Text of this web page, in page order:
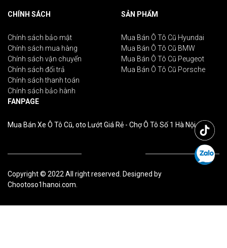
CHÍNH SÁCH
Chính sách bảo mật
Chính sách mua hàng
Chính sách vận chuyển
Chính sách đổi trả
Chính sách thanh toán
Chính sách bảo hành
SẢN PHẨM
Mua Bán Ô Tô Cũ Hyundai
Mua Bán Ô Tô Cũ BMW
Mua Bán Ô Tô Cũ Peugeot
Mua Bán Ô Tô Cũ Porsche
FANPAGE
Mua Bán Xe Ô Tô Cũ, oto Lướt Giá Rẻ - Chợ Ô Tô Số 1 Hà Nội
Copyright © 2022 All right reserved. Designed by
Chootoso1hanoi.com.